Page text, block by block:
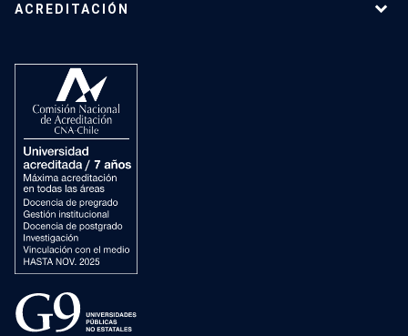
ACREDITACIÓN